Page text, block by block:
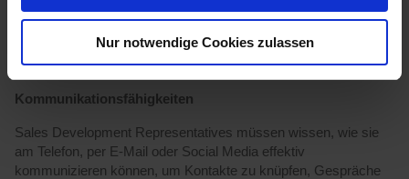
Nur notwendige Cookies zulassen
verbessern, weil nicht jeder Kunde vom hochpreisigen
Kommunikationsfähigkeiten
Sales Development Representatives müssen wissen, wie sie
am Telefon, per E-Mail oder Social Media effektiv
kommunizieren können, um Kontakte zu knüpfen, Gespräche